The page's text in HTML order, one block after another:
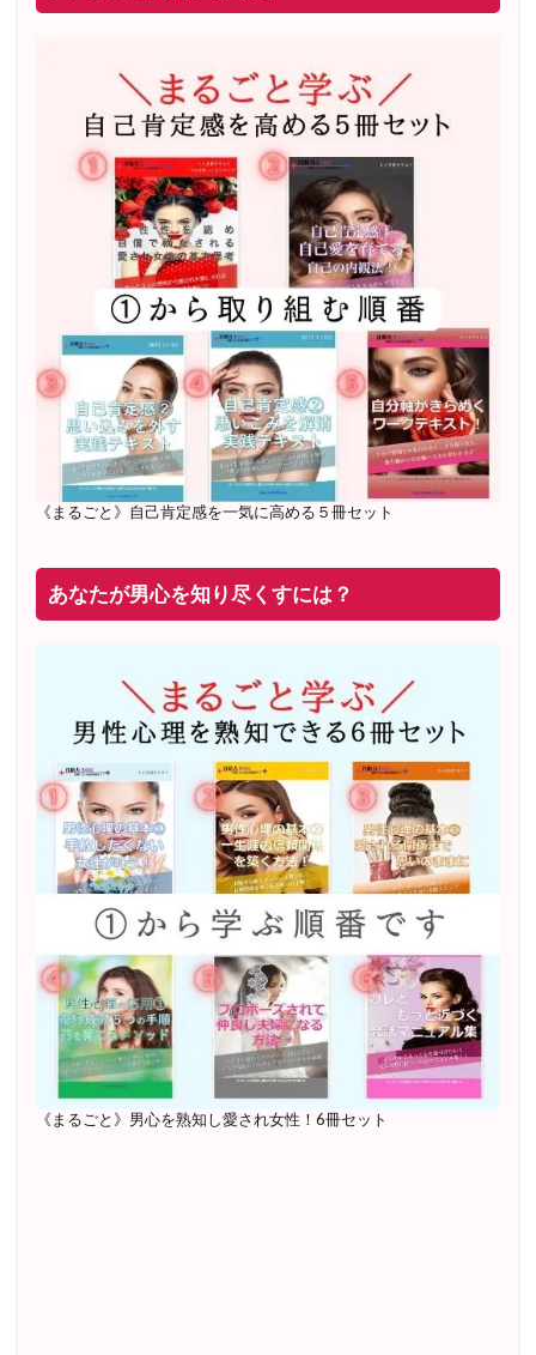
2022年2月〜6月 男性心理グループレッスン 20名様
20年8月〜25年3月 少人数制６ヶ月フルサポート 累計
71名 随時満席
2019年6月 恋愛コーチとして活動を開始
《まるごと》自己肯定感を一気に高める５冊セット
あなたが男心を知り尽くすには？
《まるごと》男心を熟知し愛され女性！6冊セット